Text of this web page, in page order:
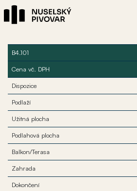
B4.101
Cena vč. DPH
Dispozice
Podlaží
Užitná plocha
Podlahová plocha
Balkon/Terasa
Zahrada
Dokončení